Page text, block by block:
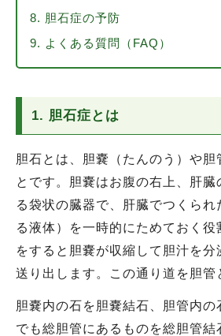
8. 胆石症の予防
9. よくある質問（FAQ）
1. 胆石症とは
胆石とは、胆嚢（たんのう）や胆
とです。胆嚢はお腹の右上、肝臓
る袋状の臓器で、肝臓でつくられ
る液体）を一時的にためておく
をすると胆嚢が収縮して胆汁を分
送り出します。この通り道を胆管
胆嚢内の石を胆嚢結石、胆管内の
でも総胆管にあるものを総胆管結